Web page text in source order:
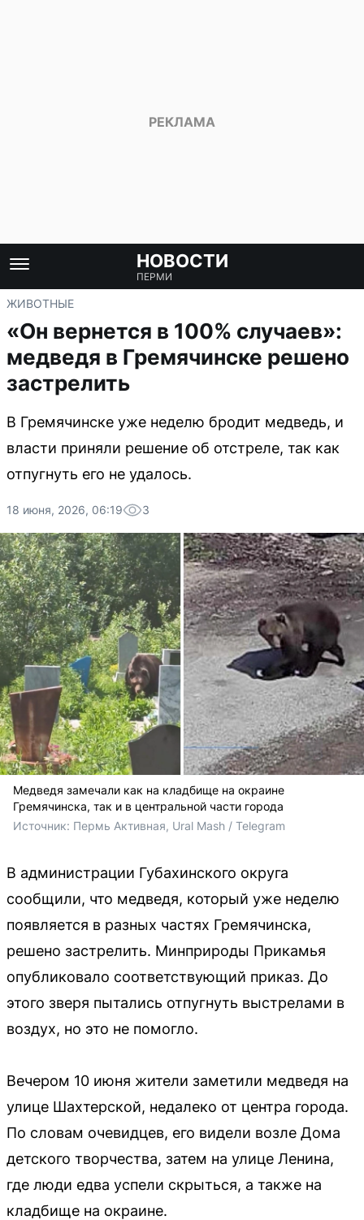
НОВОСТИ
ПЕРМИ
ЖИВОТНЫЕ
«Он вернется в 100% случаев»:
медведя в Гремячинске решено
застрелить
В Гремячинске уже неделю бродит медведь, и
власти приняли решение об отстреле, так как
отпугнуть его не удалось.
18 июня, 2026, 06:19 3
Медведя замечали как на кладбище на окраине
Гремячинска, так и в центральной части города
Источник: Пермь Активная, Ural Mash / Telegram
В администрации Губахинского округа
сообщили, что медведя, который уже неделю
появляется в разных частях Гремячинска,
решено застрелить. Минприроды Прикамья
опубликовало соответствующий приказ. До
этого зверя пытались отпугнуть выстрелами в
воздух, но это не помогло.
Вечером 10 июня жители заметили медведя на
улице Шахтерской, недалеко от центра города.
По словам очевидцев, его видели возле Дома
детского творчества, затем на улице Ленина,
где люди едва успели скрыться, а также на
кладбище на окраине.